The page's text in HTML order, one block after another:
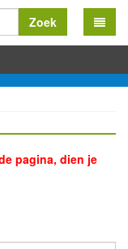
Zoek
pagina, dien je